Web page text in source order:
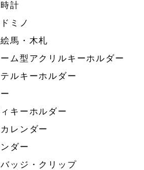
計
ミノ
馬・木札
ム型アクリルキーホルダー
ルキーホルダー
キーホルダー
レンダー
ダー
ッジ・クリップ